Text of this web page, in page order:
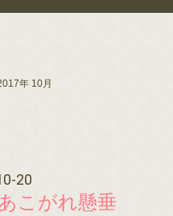
年 10月
20
こがれ懸垂